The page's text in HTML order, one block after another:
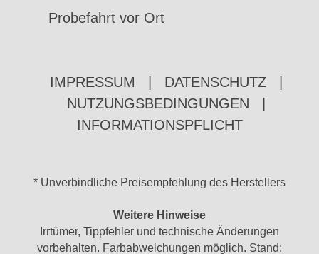
Probefahrt vor Ort
IMPRESSUM DATENSCHUTZ
NUTZUNGSBEDINGUNGEN
INFORMATIONSPFLICHT
* Unverbindliche Preisempfehlung des Herstellers
Weitere Hinweise
Irrtümer, Tippfehler und technische Änderungen
vorbehalten. Farbabweichungen möglich. Stand: